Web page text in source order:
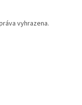
vyhrazena.